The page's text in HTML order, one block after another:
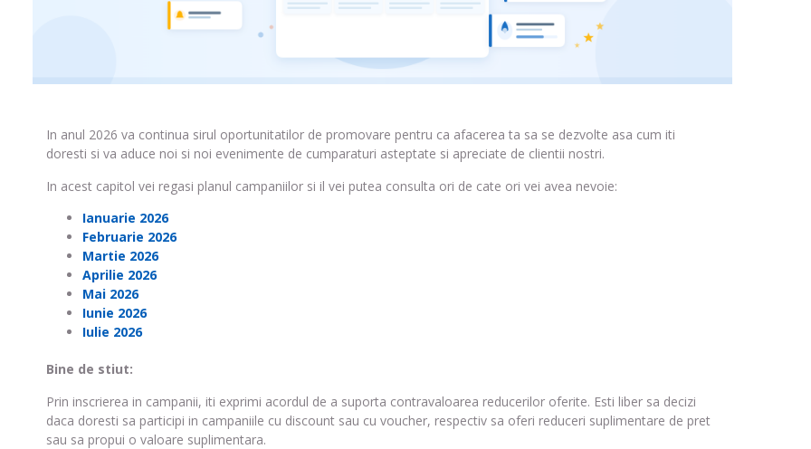
In anul 2026 va continua sirul oportunitatilor de promovare pentru ca afacerea ta sa se dezvolte asa cum iti
doresti si va aduce noi si noi evenimente de cumparaturi asteptate si apreciate de clientii nostri.
In acest capitol vei regasi planul campaniilor si il vei putea consulta ori de cate ori vei avea nevoie:
Ianuarie 2026
Februarie 2026
Martie 2026
Aprilie 2026
Mai 2026
Iunie 2026
Iulie 2026
Bine de stiut:
Prin inscrierea in campanii, iti exprimi acordul de a suporta contravaloarea reducerilor oferite. Esti liber sa decizi
daca doresti sa participi in campaniile cu discount sau cu voucher, respectiv sa oferi reduceri suplimentare de pret
sau sa propui o valoare suplimentara.